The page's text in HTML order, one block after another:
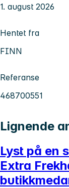
1. august 2026
Hentet fra
FINN
Referanse
468700551
Lignende
Lyst på en
Extra